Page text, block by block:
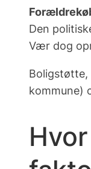
Den
Vær dog
Boligstøtte,
kommune)